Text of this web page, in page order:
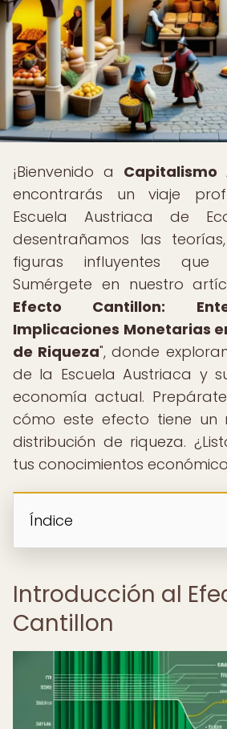
¡Bienvenido a Capitalismo
encontrarás un viaje
Escuela Austriaca de
desentrañamos las
figuras influyentes que
Sumérgete en nuestro
Efecto Cantillon:
Implicaciones Monetarias
de Riqueza", donde
de la Escuela Austriaca y
economía actual.
cómo este efecto tiene un
distribución de riqueza.
tus conocimientos
Índice
Introducción al
Cantillon